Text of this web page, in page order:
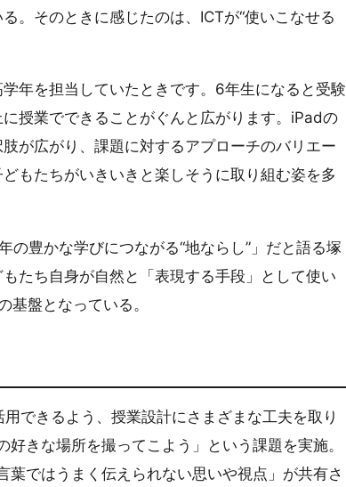
。そのときに感じたのは、ICTが“使いこなせる
年を担当していたときです。6年生になると受験
授業でできることがぐんと広がります。iPadの
が広がり、課題に対するアプローチのバリエー
もたちがいきいきと楽しそうに取り組む姿を多
豊かな学びにつながる“地ならし”」だと語る塚
たち自身が自然と「表現する手段」として使い
基盤となっている。
できるよう、授業設計にさまざまな工夫を取り
きな場所を撮ってこよう」という課題を実施。
ではうまく伝えられない思いや視点」が共有さ